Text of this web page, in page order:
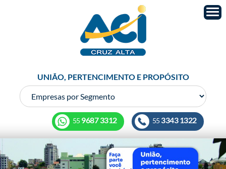
UNIÃO, PERTENCIMENTO E PROPÓSITO
55 3343 1322
55 9687 3312